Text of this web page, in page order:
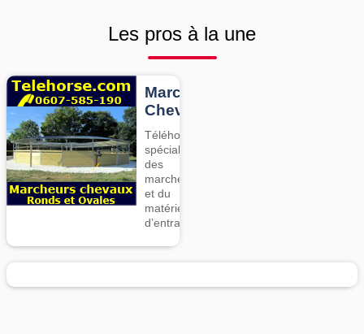
Les pros à la une
Marcheurs
Chevaux
Téléhorse,
spécialiste
des
marcheurs
et du
matériel
d’entrainement